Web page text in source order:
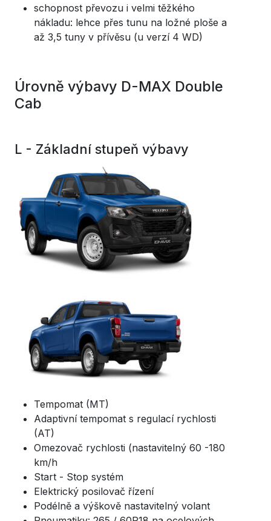
schopnost převozu i velmi těžkého
nákladu: lehce přes tunu na ložné ploše a
až 3,5 tuny v přívěsu (u verzí 4 WD)
Úrovně výbavy D-MAX Double
Cab
L - Základní stupeň výbavy
Tempomat (MT)
Adaptivní tempomat s regulací rychlosti
(AT)
Omezovač rychlosti (nastavitelný 60 -180
km/h
Start - Stop systém
Elektrický posilovač řízení
Podélně a výškově nastavitelný volant